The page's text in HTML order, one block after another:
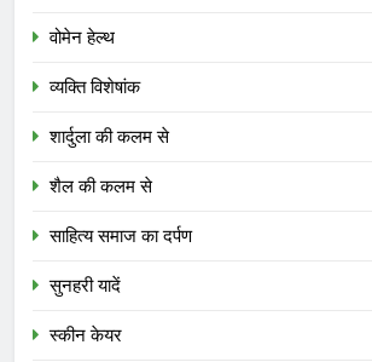
वोमेन हेल्थ
व्यक्ति विशेषांक
शार्दुला की कलम से
शैल की कलम से
साहित्य समाज का दर्पण
सुनहरी यादें
स्कीन केयर